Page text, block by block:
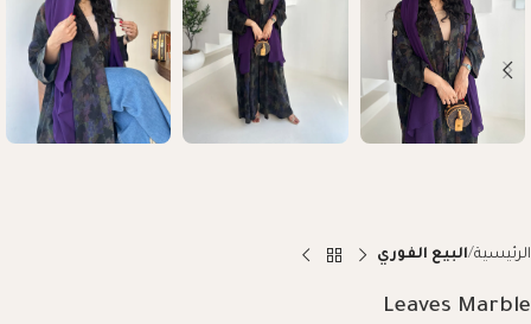
الرئيسية البيع الفوري
Leaves Marble